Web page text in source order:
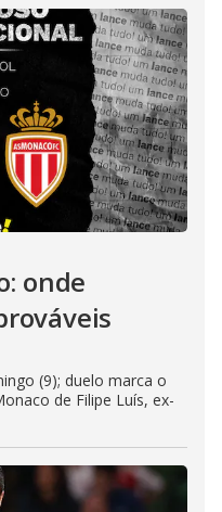
onde
(9); duelo marca o
de Filipe Luís, ex-